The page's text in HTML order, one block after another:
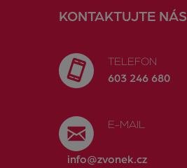
KONTAKTUJTE NÁS
TELEFON
603 246 680
E-MAIL
info@zvonek.cz